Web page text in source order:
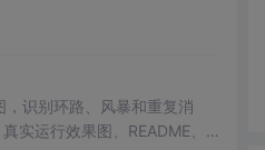
识别环路、风暴和重复消
运行效果图、README、